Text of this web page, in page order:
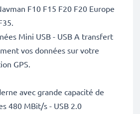
F10 F15 F20 F20 Europe
Mini USB - USB A transfert
vos données sur votre
GPS.
avec grande capacité de
480 MBit/s - USB 2.0